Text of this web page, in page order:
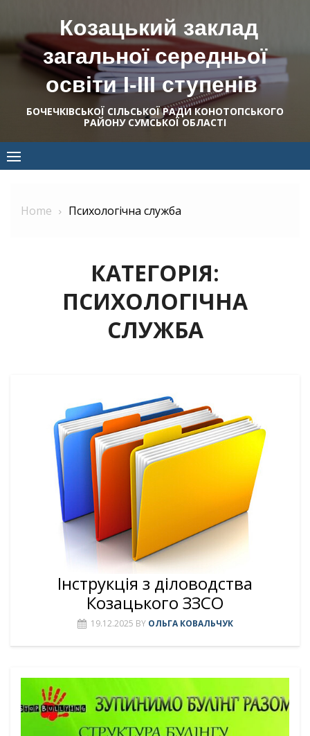
content
Козацький заклад
загальної середньої
освіти І-ІІІ ступенів
БОЧЕЧКІВСЬКОЇ СІЛЬСЬКОЇ РАДИ КОНОТОПСЬКОГО
РАЙОНУ СУМСЬКОЇ ОБЛАСТІ
Home Психологічна служба
КАТЕГОРІЯ:
ПСИХОЛОГІЧНА
СЛУЖБА
Інструкція з діловодства
Козацького ЗЗСО
19.12.2025 BY ОЛЬГА КОВАЛЬЧУК